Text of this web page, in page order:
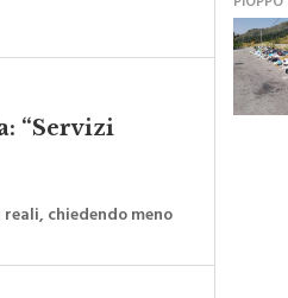
“Servizi
chiedendo meno
PIOPPO